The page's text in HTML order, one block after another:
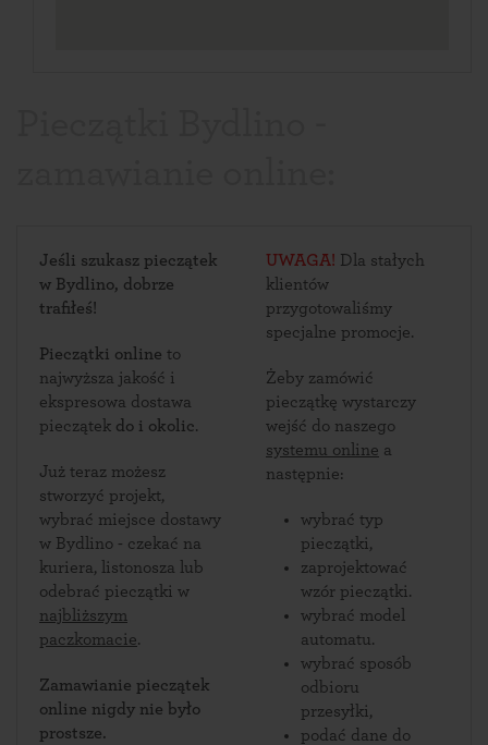
Jeśli szukasz pieczątek
w Bydlino, dobrze
trafiłeś!
Pieczątki online to
najwyższa jakość i
ekspresowa dostawa
pieczątek
do i okolic.
Już teraz możesz
stworzyć projekt,
wybrać miejsce dostawy
w Bydlino - czekać na
kuriera, listonosza lub
odebrać pieczątki w
najbliższym
paczkomacie.
Zamawianie pieczątek
online nigdy nie było
prostsze.
UWAGA! Dla stałych
klientów
przygotowaliśmy
specjalne promocje.
Żeby zamówić
pieczątkę wystarczy
wejść do naszego
systemu online a
następnie:
wybrać typ
pieczątki,
zaprojektować
wzór pieczątki.
wybrać model
automatu.
wybrać sposób
odbioru
przesyłki,
podać dane do